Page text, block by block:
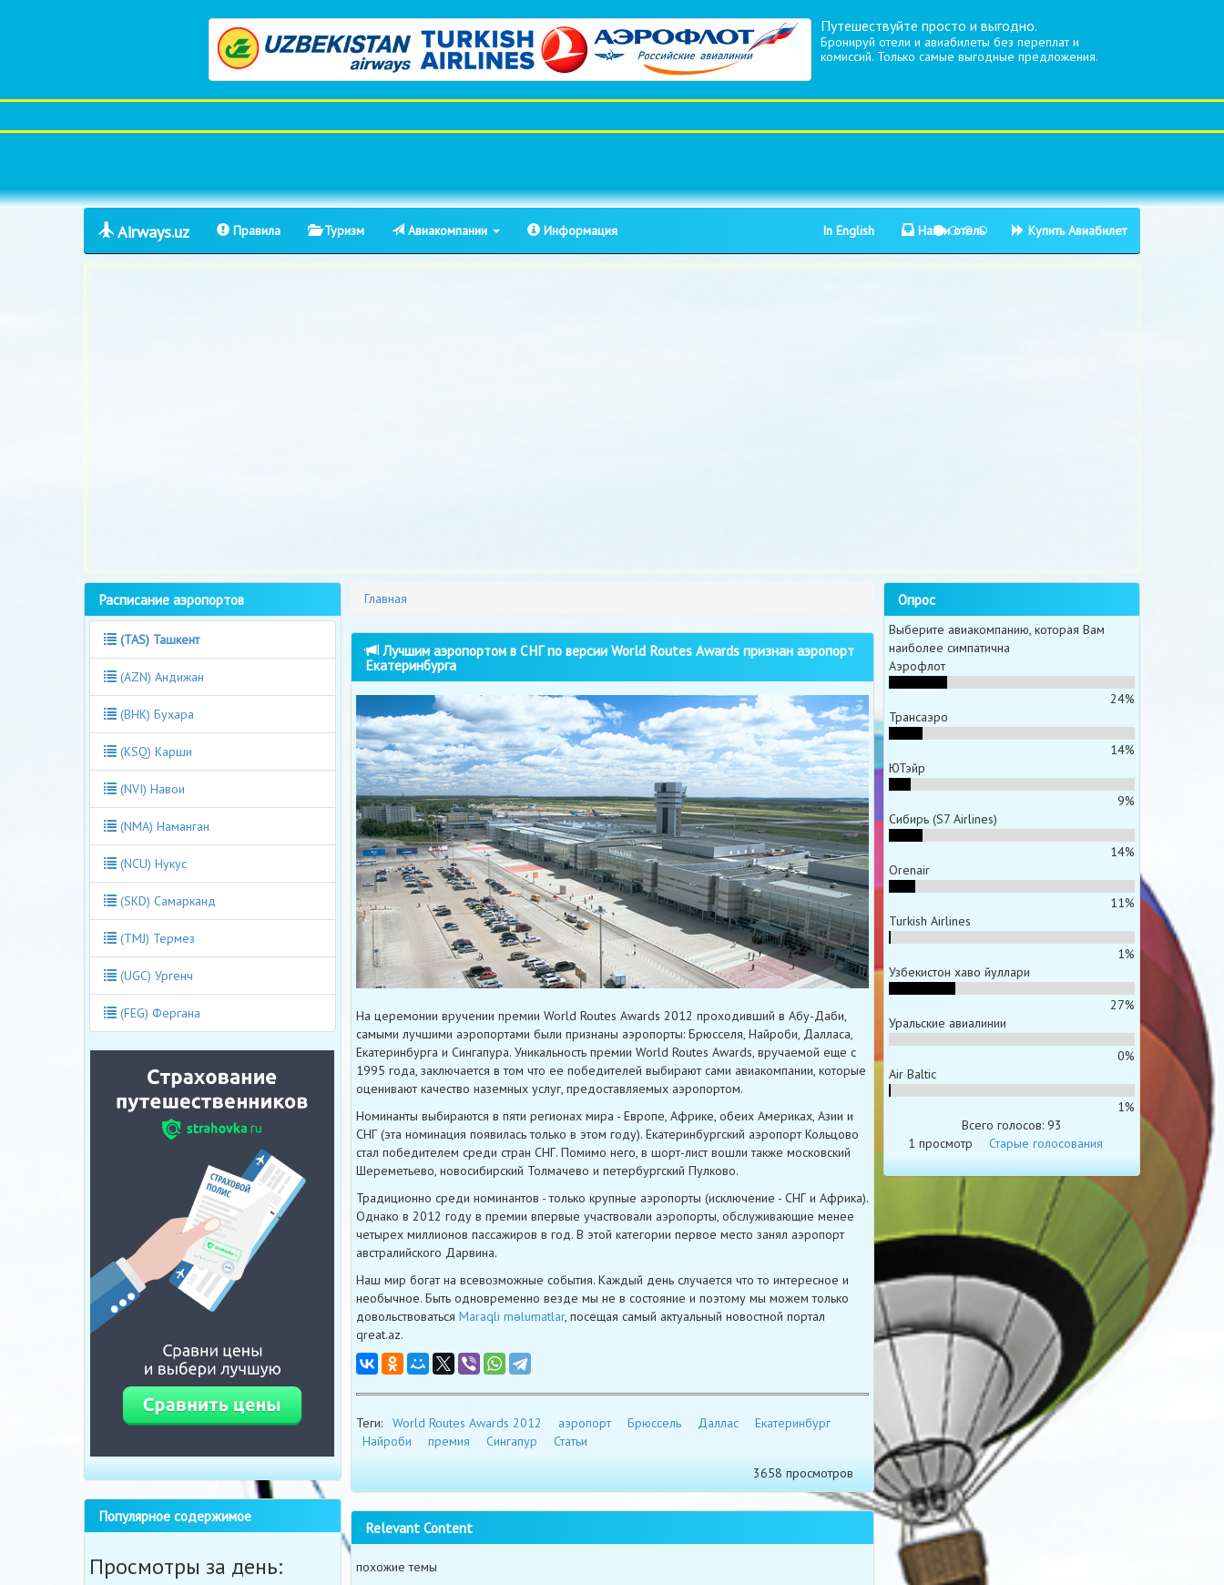
Путешествуйте просто и выгодно.
Бронируй отели и авиабилеты без переплат и
комиссий. Только самые выгодные предложения.
Airways.uz Правила Туризм Авиакомпании Информация In English Найти отель Купить Авиабилет
Главная
Лучшим аэропортом в СНГ по версии World Routes Awards признан аэропорт
Екатеринбурга
На церемонии вручении премии World Routes Awards 2012 проходивший в Абу-Даби,
самыми лучшими аэропортами были признаны аэропорты: Брюсселя, Найроби, Далласа,
Екатеринбурга и Сингапура. Уникальность премии World Routes Awards, вручаемой еще с
1995 года, заключается в том что ее победителей выбирают сами авиакомпании, которые
оценивают качество наземных услуг, предоставляемых аэропортом.
Номинанты выбираются в пяти регионах мира - Европе, Африке, обеих Америках, Азии и
СНГ (эта номинация появилась только в этом году). Екатеринбургский аэропорт Кольцово
стал победителем среди стран СНГ. Помимо него, в шорт-лист вошли также московский
Шереметьево, новосибирский Толмачево и петербургский Пулково.
Традиционно среди номинантов - только крупные аэропорты (исключение - СНГ и Африка).
Однако в 2012 году в премии впервые участвовали аэропорты, обслуживающие менее
четырех миллионов пассажиров в год. В этой категории первое место занял аэропорт
австралийского Дарвина.
Наш мир богат на всевозможные события. Каждый день случается что то интересное и
необычное. Быть одновременно везде мы не в состояние и поэтому мы можем только
довольствоваться Maraqli məlumatlar, посещая самый актуальный новостной портал
qreat.az.
Теги: World Routes Awards 2012 аэропорт Брюссель Даллас
Екатеринбург
Найроби
премия Сингапур
Статьи
3658 просмотров
Relevant Content
похожие темы
Расписание аэропортов
(TAS) Ташкент
(AZN) Андижан
(BHK) Бухара
(KSQ) Карши
(NVI) Навои
(NMA) Наманган
(NCU) Нукус
(SKD) Самарканд
(TMJ) Термез
(UGC) Ургенч
(FEG) Фергана
Популярное содержимое
Просмотры за день:
Опрос
Выберите авиакомпанию, которая Вам
наиболее симпатична
Аэрофлот
24%
Трансаэро
14%
ЮТэйр
9%
Сибирь (S7 Airlines)
14%
Orenair
11%
Turkish Airlines
1%
Узбекистон хаво йуллари
27%
Уральские авиалинии
0%
Air Baltic
1%
Всего голосов: 93
1 просмотр
Старые голосования